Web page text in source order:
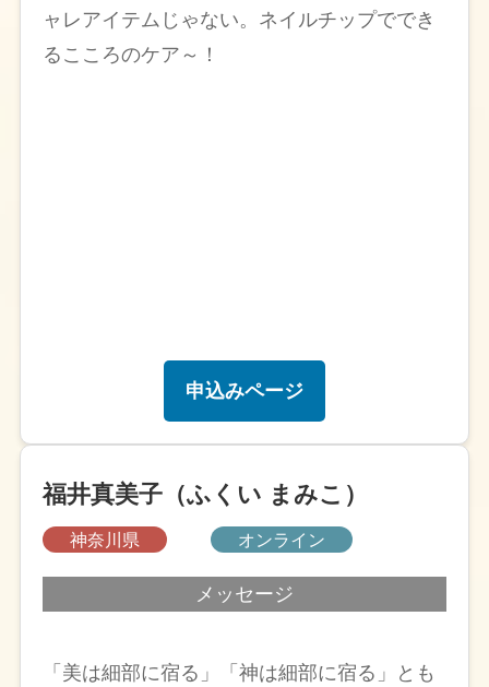
ャレアイテムじゃない。ネイルチップででき
るこころのケア～！
申込みページ
福井真美子（ふくい まみこ）
神奈川県 オンライン
メッセージ
「美は細部に宿る」「神は細部に宿る」とも